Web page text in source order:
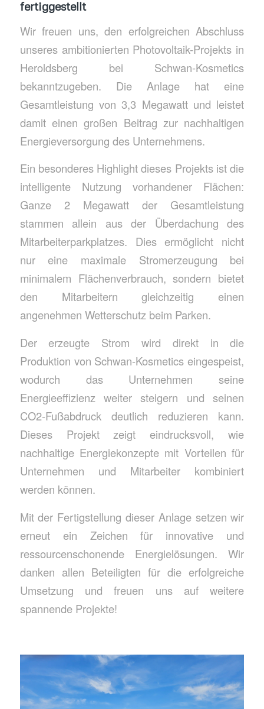
fertiggestellt
Wir freuen uns, den erfolgreichen Abschluss
unseres ambitionierten Photovoltaik-Projekts in
Heroldsberg bei Schwan-Kosmetics
bekanntzugeben. Die Anlage hat eine
Gesamtleistung von 3,3 Megawatt und leistet
damit einen großen Beitrag zur nachhaltigen
Energieversorgung des Unternehmens.
Ein besonderes Highlight dieses Projekts ist die
intelligente Nutzung vorhandener Flächen:
Ganze 2 Megawatt der Gesamtleistung
stammen allein aus der Überdachung des
Mitarbeiterparkplatzes. Dies ermöglicht nicht
nur eine maximale Stromerzeugung bei
minimalem Flächenverbrauch, sondern bietet
den Mitarbeitern gleichzeitig einen
angenehmen Wetterschutz beim Parken.
Der erzeugte Strom wird direkt in die
Produktion von Schwan-Kosmetics eingespeist,
wodurch das Unternehmen seine
Energieeffizienz weiter steigern und seinen
CO2-Fußabdruck deutlich reduzieren kann.
Dieses Projekt zeigt eindrucksvoll, wie
nachhaltige Energiekonzepte mit Vorteilen für
Unternehmen und Mitarbeiter kombiniert
werden können.
Mit der Fertigstellung dieser Anlage setzen wir
erneut ein Zeichen für innovative und
ressourcenschonende Energielösungen. Wir
danken allen Beteiligten für die erfolgreiche
Umsetzung und freuen uns auf weitere
spannende Projekte!